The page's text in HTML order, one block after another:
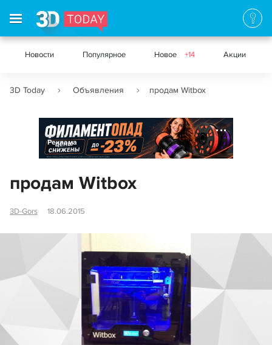
Новости Популярное Новое +14 Акции
3D Today Объявления продам Witbox
Реклама
продам Witbox
3D-Gors 18.06.2015